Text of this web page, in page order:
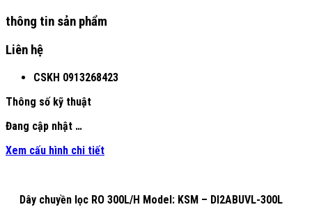
thông tin sản phẩm
Liên hệ
CSKH 0913268423
Thông số kỹ thuật
Đang cập nhật …
Xem cấu hình chi tiết
Dây chuyền lọc RO 300L/H Model: KSM – DI2ABUVL-300L